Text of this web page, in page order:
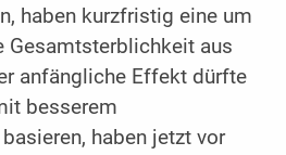
haben kurzfristig eine um
Gesamtsterblichkeit aus
anfängliche Effekt dürfte
besserem
haben jetzt vor